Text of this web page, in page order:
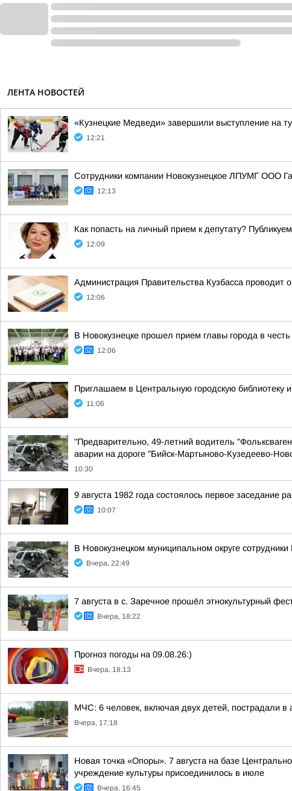
ЛЕНТА НОВОСТЕЙ
«Кузнецкие Медведи» завершили выступление на
12:21
Сотрудники компании Новокузнецкое ЛПУМГ ООО
12:13
Как попасть на личный прием к депутату?
12:09
Администрация Правительства Кузбасса проводит
12:06
В Новокузнецке прошел прием главы города в
12:06
Приглашаем в Центральную городскую библиотеку
11:06
"Предварительно, 49-летний водитель
аварии на дороге "Бийск-Мартыново-Кузедеево-
10:30
9 августа 1982 года состоялось первое
10:07
В Новокузнецком муниципальном округе
Вчера, 22:49
7 августа в с. Заречное прошёл этнокультурный
Вчера, 18:22
Прогноз погоды на 09.08.26:)
Вчера, 18:13
МЧС: 6 человек, включая двух детей, пострадали в
Вчера, 17:18
Новая точка «Опоры». 7 августа на базе
учреждение культуры присоединилось в июле
Вчера, 16:45